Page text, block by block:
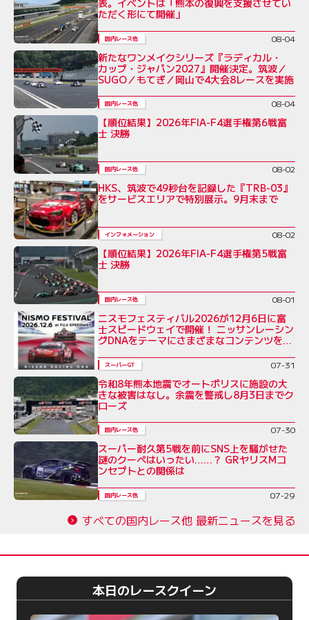
表。イベントは「熊本の復興を支援させてい
ただく形にて開催」
国内レース他 08-04
新たなワンメイクシリーズ『ラディカル・
カップ・ジャパン2027』開催決定。筑波／
SUGO／もてぎ／岡山で4大会8レースを実施
国内レース他 08-04
【順位結果】2026年FIA-F4選手権第6戦富
士 決勝
国内レース他 08-02
HKS、筑波で49秒台を記録した『TRB-03』
をサービスエリアで特別展示。9月末まで
インフォメーション 08-02
【順位結果】2026年FIA-F4選手権第5戦富
士 決勝
国内レース他 08-01
ニスモフェスティバル2026が12月6日に富
士スピードウェイで開催！ ニッサンレーシン
グDNAをテーマにさまざまなコンテンツを展
スーパーGT 07-31
令和8年熊本地震でオートポリスに施設の大
きな被害はなし。余震を警戒し8月3日までク
ローズ
国内レース他 07-30
スーパー耐久第5戦を前にSNS上を騒がせた
謎のクーペはいったい……？ GRヤリスMコ
ンセプトとの関係は
国内レース他 07-29
すべての国内レース他 最新ニュースを見る
本日のレースクイーン